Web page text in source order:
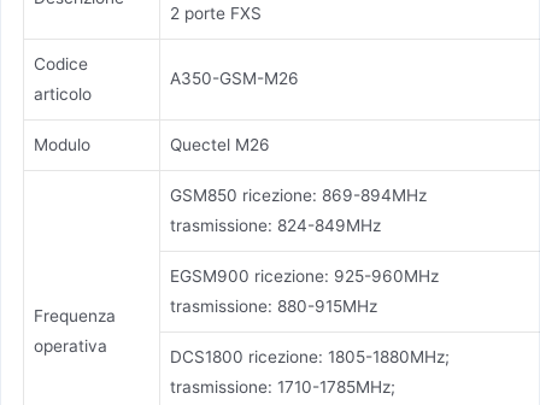
2 porte FXS
Codice
articolo
A350-GSM-M26
Modulo Quectel M26
Frequenza
operativa
GSM850 ricezione: 869-894MHz
trasmissione: 824-849MHz
EGSM900 ricezione: 925-960MHz
trasmissione: 880-915MHz
DCS1800 ricezione: 1805-1880MHz;
trasmissione: 1710-1785MHz;